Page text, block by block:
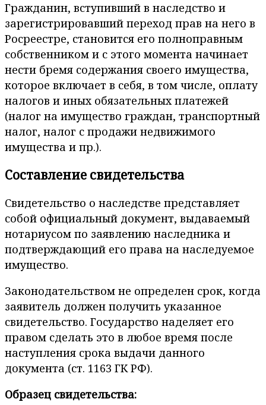
Гражданин, вступивший в наследство и
зарегистрировавший переход прав на него в
Росреестре, становится его полноправным
собственником и с этого момента начинает
нести бремя содержания своего имущества,
которое включает в себя, в том числе, оплату
налогов и иных обязательных платежей
(налог на имущество граждан, транспортный
налог, налог с продажи недвижимого
имущества и пр.).
Составление свидетельства
Свидетельство о наследстве представляет
собой официальный документ, выдаваемый
нотариусом по заявлению наследника и
подтверждающий его права на наследуемое
имущество.
Законодательством не определен срок, когда
заявитель должен получить указанное
свидетельство. Государство наделяет его
правом сделать это в любое время после
наступления срока выдачи данного
документа (ст. 1163 ГК РФ).
Образец свидетельства: